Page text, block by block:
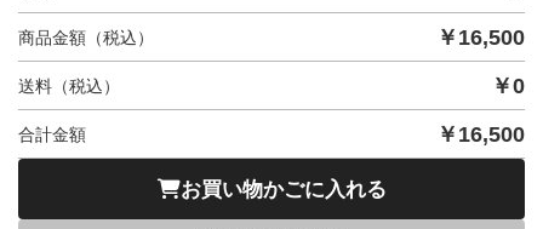
商品金額（税込） ￥ 16,500
送料（税込） ￥0
合計金額 ￥ 16,500
お買い物かごに入れる